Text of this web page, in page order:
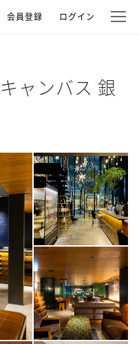
会員登録 ログイン
ャンバス 銀